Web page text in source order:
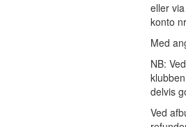
eller
konto
Med
NB:
delvis
Ved